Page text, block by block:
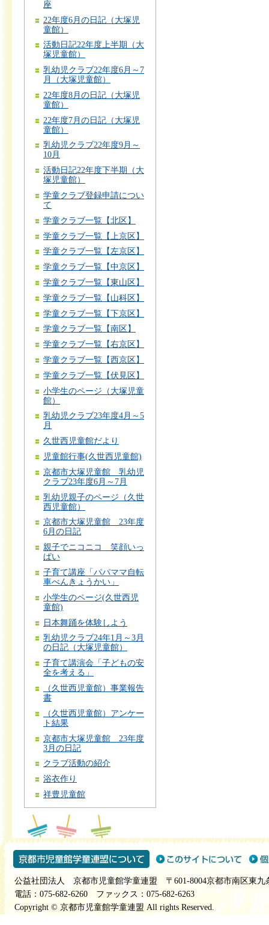
座
22年度6月の日記（大塚児
童館）
活動日記22年度上半期（大
塚児童館）
乳幼児クラブ22年度6月～7
月（大塚児童館）
22年度8月の日記（大塚児
童館）
22年度7月の日記（大塚児
童館）
乳幼児クラブ22年度9月～
10月
活動日記22年度下半期（大
塚児童館）
学童クラブ登録申請につい
て
学童クラブ一覧【北区】
学童クラブ一覧【上京区】
学童クラブ一覧【左京区】
学童クラブ一覧【中京区】
学童クラブ一覧【東山区】
学童クラブ一覧【山科区】
学童クラブ一覧【下京区】
学童クラブ一覧【南区】
学童クラブ一覧【右京区】
学童クラブ一覧【西京区】
学童クラブ一覧【伏見区】
小学生のページ（大塚児童
館）
乳幼児クラブ23年度4月～5
月
久世西児童館だより
児童館行事(久世西児童館)
京都市大塚児童館 乳幼児
クラブ23年度6月～7月
乳幼児親子のページ（久世
西児童館）
京都市大塚児童館 23年度
6月の日記
親子でニコニコ 笑顔いっ
ぱい
子育て講座「パパママ自転
車べんきょうかい」
小学生のページ(久世西児
童館)
日本舞踊を体験しよう
乳幼児クラブ24年1月～3月
の日記（大塚児童館）
子育て講演会「子どもの安
全を考える」
（久世西児童館）事業報告
書
（久世西児童館）アンケー
ト結果
京都市大塚児童館 23年度
3月の日記
クラブ活動の紹介
浴衣作り
祥豊児童館
公益社団法人 京都市児童館学童連盟 〒601-8004京都市南区東九
電話：075-682-6260 ファックス：075-682-6263
Copyright © 京都市児童館学童連盟 All rights Reserved.